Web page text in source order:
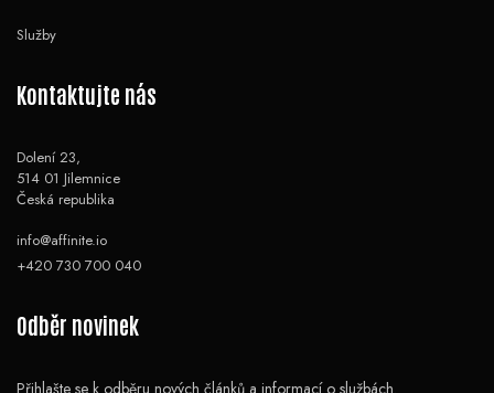
Služby
Kontaktujte nás
Dolení 23,
514 01 Jilemnice
Česká republika
info@affinite.io
+420 730 700 040
Odběr novinek